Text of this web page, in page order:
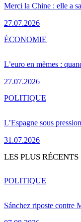
Merci la Chine : elle a
27.07.2026
L’euro en mèmes :
27.07.2026
ÉCONOMIE
L’Espagne sous
31.07.2026
POLITIQUE
LES PLUS RÉCENTS
Sánchez riposte contre
POLITIQUE